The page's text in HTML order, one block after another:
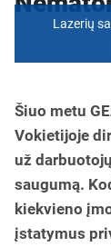
Lazerių
Šiuo metu
Vokietijoje
už
saugumą.
kiekvieno
įstatymus